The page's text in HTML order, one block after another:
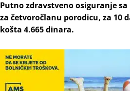
Putno zdravstveno osiguranje sa
za četvoročlanu porodicu, za 10
košta 4.665 dinara.